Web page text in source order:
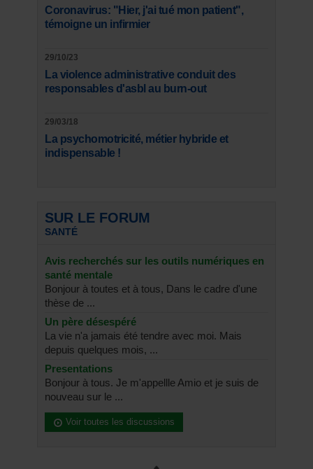
Coronavirus: "Hier, j'ai tué mon patient",
témoigne un infirmier
29/10/23
La violence administrative conduit des
responsables d'asbl au burn-out
29/03/18
La psychomotricité, métier hybride et
indispensable !
SUR LE FORUM
SANTÉ
Avis recherchés sur les outils numériques en
santé mentale
Bonjour à toutes et à tous, Dans le cadre d'une
thèse de ...
Un père désespéré
La vie n'a jamais été tendre avec moi. Mais
depuis quelques mois, ...
Presentations
Bonjour à tous. Je m'appellle Amio et je suis de
nouveau sur le ...
Voir toutes les discussions